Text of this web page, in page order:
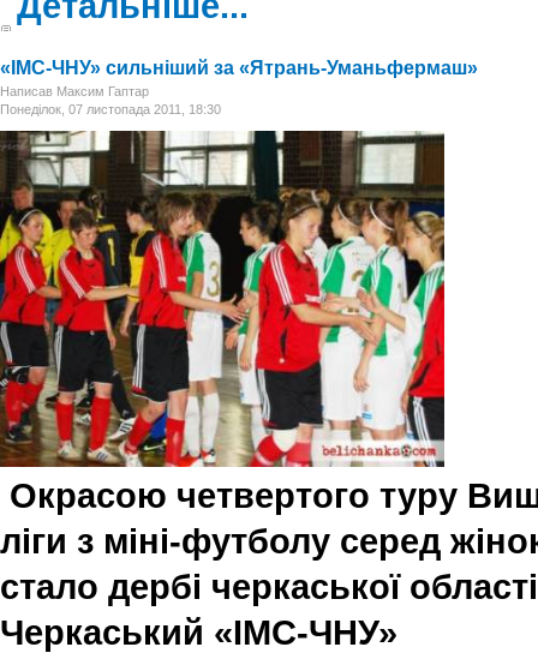
«ІМС-ЧНУ» сильніший за «Ятрань-Уманьфермаш»
Написав Максим Гаптар
Понеділок, 07 листопада 2011, 18:30
Окрасою четвертого туру
ліги з міні-футболу серед
стало дербі черкаської
Черкаський «ІМС-ЧНУ»